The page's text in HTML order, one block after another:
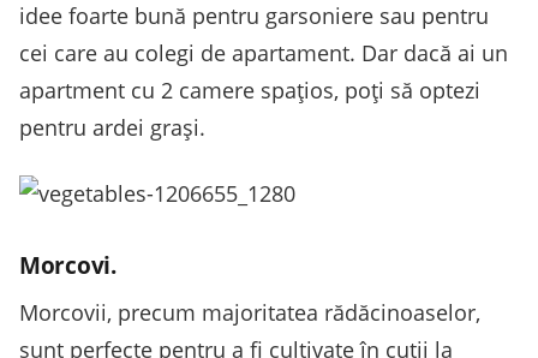
idee foarte bună pentru garsoniere sau pentru
cei care au colegi de apartament. Dar dacă ai un
apartment cu 2 camere spaţios, poţi să optezi
pentru ardei graşi.
Morcovi.
Morcovii, precum majoritatea rădăcinoaselor,
sunt perfecte pentru a fi cultivate în cutii la